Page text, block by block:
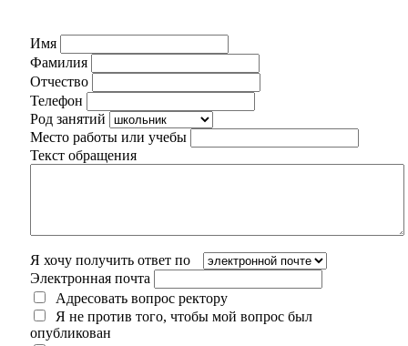
Имя
Фамилия
Отчество
Телефон
Род занятий
Место работы или учебы
Текст обращения
Я хочу получить ответ по
Электронная почта
Адресовать вопрос ректору
Я не против того, чтобы мой вопрос был
опубликован